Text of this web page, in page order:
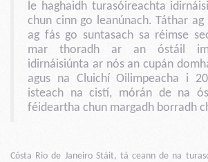
le haghaidh turasóireachta
chun cinn go leanúnach. Táthar
ag fás go suntasach sa réimse
mar thoradh ar an óstáil
idirnáisiúnta ar nós an cupán
agus na Cluichí Oilimpeacha i
isteach na cistí, mórán de na
féideartha chun margadh borradh
Cósta Rio de Janeiro Stáit, tá ceann de na